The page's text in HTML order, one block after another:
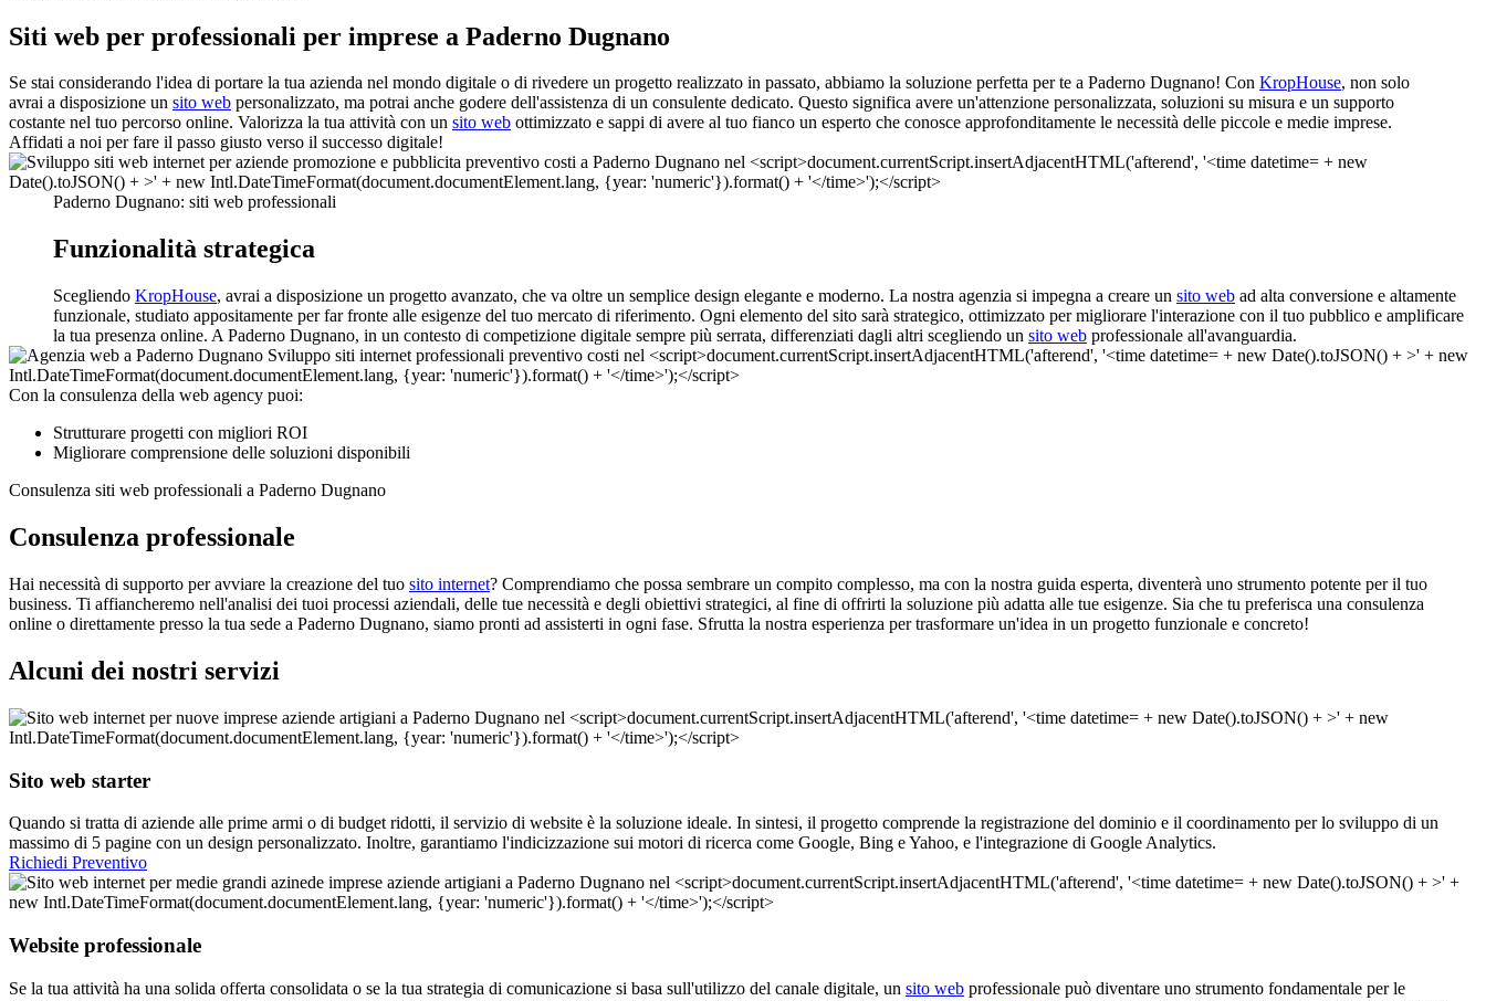
Siti web per professionali per imprese a Paderno Dugnano
Se stai considerando l'idea di portare la tua azienda nel mondo digitale o di rivedere un progetto realizzato in passato, abbiamo la soluzione perfetta per te a Paderno Dugnano! Con KropHouse, non solo
avrai a disposizione un sito web personalizzato, ma potrai anche godere dell'assistenza di un consulente dedicato. Questo significa avere un'attenzione personalizzata, soluzioni su misura e un supporto
costante nel tuo percorso online. Valorizza la tua attività con un sito web ottimizzato e sappi di avere al tuo fianco un esperto che conosce approfonditamente le necessità delle piccole e medie imprese.
Affidati a noi per fare il passo giusto verso il successo digitale!
Paderno Dugnano: siti web professionali
Funzionalità strategica
Scegliendo KropHouse, avrai a disposizione un progetto avanzato, che va oltre un semplice design elegante e moderno. La nostra agenzia si impegna a creare un sito web ad alta conversione e altamente
funzionale, studiato appositamente per far fronte alle esigenze del tuo mercato di riferimento. Ogni elemento del sito sarà strategico, ottimizzato per migliorare l'interazione con il tuo pubblico e amplificare
la tua presenza online. A Paderno Dugnano, in un contesto di competizione digitale sempre più serrata, differenziati dagli altri scegliendo un sito web professionale all'avanguardia.
Con la consulenza della web agency puoi:
Strutturare progetti con migliori ROI
Migliorare comprensione delle soluzioni disponibili
Consulenza siti web professionali a Paderno Dugnano
Consulenza professionale
Hai necessità di supporto per avviare la creazione del tuo sito internet? Comprendiamo che possa sembrare un compito complesso, ma con la nostra guida esperta, diventerà uno strumento potente per il tuo
business. Ti affiancheremo nell'analisi dei tuoi processi aziendali, delle tue necessità e degli obiettivi strategici, al fine di offrirti la soluzione più adatta alle tue esigenze. Sia che tu preferisca una consulenza
online o direttamente presso la tua sede a Paderno Dugnano, siamo pronti ad assisterti in ogni fase. Sfrutta la nostra esperienza per trasformare un'idea in un progetto funzionale e concreto!
Alcuni dei nostri servizi
Sito web starter
Quando si tratta di aziende alle prime armi o di budget ridotti, il servizio di website è la soluzione ideale. In sintesi, il progetto comprende la registrazione del dominio e il coordinamento per lo sviluppo di un
massimo di 5 pagine con un design personalizzato. Inoltre, garantiamo l'indicizzazione sui motori di ricerca come Google, Bing e Yahoo, e l'integrazione di Google Analytics.
Richiedi Preventivo
Website professionale
Se la tua attività ha una solida offerta consolidata o se la tua strategia di comunicazione si basa sull'utilizzo del canale digitale, un sito web professionale può diventare uno strumento fondamentale per le